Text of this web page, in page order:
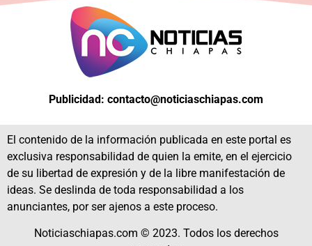
Publicidad: contacto@noticiaschiapas.com
El contenido de la información publicada en este portal es
exclusiva responsabilidad de quien la emite, en el ejercicio
de su libertad de expresión y de la libre manifestación de
ideas. Se deslinda de toda responsabilidad a los
anunciantes, por ser ajenos a este proceso.
Noticiaschiapas.com © 2023. Todos los derechos